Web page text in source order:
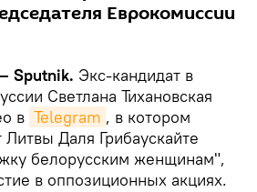
Еврокомиссии
Sputnik. Экс-кандидат в
Светлана Тихановская
в Telegram , в котором
Даля Грибаускайте
белорусским женщинам",
в оппозиционных акциях.